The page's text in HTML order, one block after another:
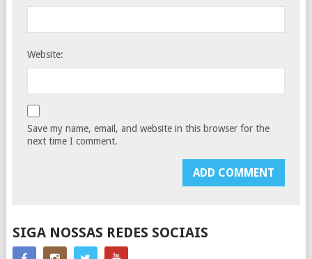
Website:
Save my name, email, and website in this browser for the
next time I comment.
SIGA NOSSAS REDES SOCIAIS